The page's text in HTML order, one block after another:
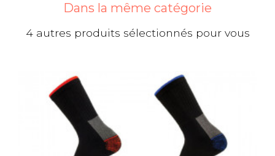
Dans la même catégorie
4 autres produits sélectionnés pour vous